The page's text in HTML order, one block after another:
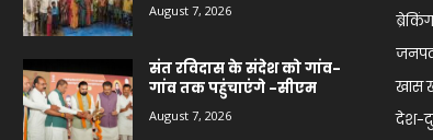
August 7, 2026
संत रविदास के संदेश को गांव-
गांव तक पहुंचाएंगे -सीएम
August 7, 2026
खास
देश-